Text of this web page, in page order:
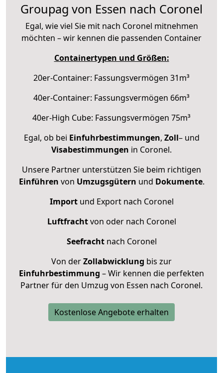
Groupag von Essen nach Coronel
Egal, wie viel Sie mit nach Coronel mitnehmen
möchten – wir kennen die passenden Container
Containertypen und Größen:
20er-Container: Fassungsvermögen 31m³
40er-Container: Fassungsvermögen 66m³
40er-High Cube: Fassungsvermögen 75m³
Egal, ob bei Einfuhrbestimmungen, Zoll– und
Visabestimmungen in Coronel.
Unsere Partner unterstützen Sie beim richtigen
Einführen von Umzugsgütern und Dokumente.
Importund Export nach Coronel
Luftfrachtvon oder nach Coronel
Seefrachtnach Coronel
Von derZollabwicklung bis zur
Einfuhrbestimmung – Wir kennen die perfekten
Partner für den Umzug von Essen nach Coronel.
Kostenlose Angebote erhalten